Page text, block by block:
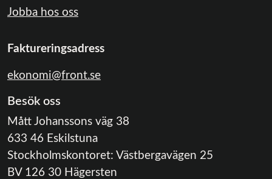
Jobba hos oss
Faktureringsadress
ekonomi@front.se
Besök oss
Mått Johanssons väg 38
633 46 Eskilstuna
Stockholmskontoret: Västbergavägen 25
BV 126 30 Hägersten